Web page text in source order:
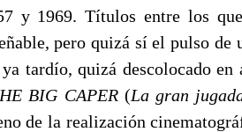
y 1969. Títulos entre los
pero quizá sí el pulso
ya tardío, quizá descolocado
BIG CAPER(La gran
de la realización